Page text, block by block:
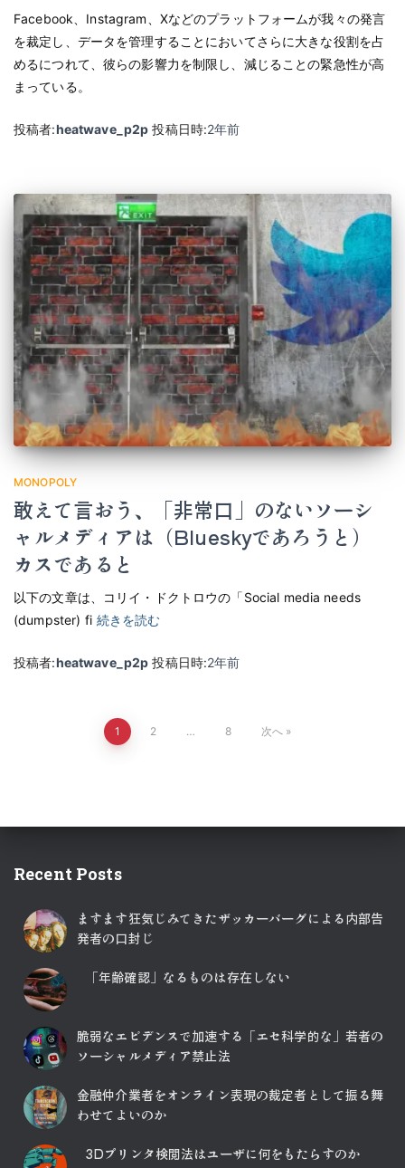
Facebook、Instagram、Xなどのプラットフォームが我々の発言
を裁定し、データを管理することにおいてさらに大きな役割を占
めるにつれて、彼らの影響力を制限し、減じることの緊急性が高
まっている。
投稿者:heatwave_p2p 投稿日時:2年前
MONOPOLY
敢えて言おう、「非常口」のないソーシ
ャルメディアは（Blueskyであろうと）
カスであると
以下の文章は、コリイ・ドクトロウの「Social media needs
(dumpster) fi 続きを読む
投稿者:heatwave_p2p 投稿日時:2年前
の
ペ
ジ
送
り
1 2 … 8 次へ
Recent Posts
ますます狂気じみてきたザッカーバーグによる内部告
発者の口封じ
「年齢確認」なるものは存在しない
脆弱なエビデンスで加速する「エセ科学的な」若者の
ソーシャルメディア禁止法
金融仲介業者をオンライン表現の裁定者として振る舞
わせてよいのか
3Dプリンタ検閲法はユーザに何をもたらすのか